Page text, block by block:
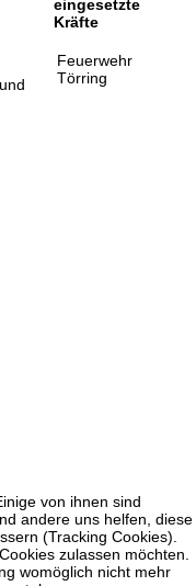
eingesetzte
Kräfte
Feuerwehr
Törring
von ihnen sind
andere uns helfen, diese
(Tracking Cookies).
zulassen möchten.
womöglich nicht mehr